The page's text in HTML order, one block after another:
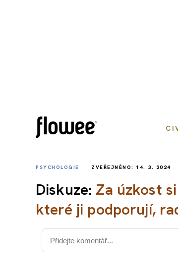
PSYCHOLOGIE ZVEŘEJNĚNO: 14. 3. 2024
Diskuze: Za úzkost
které ji podporují,